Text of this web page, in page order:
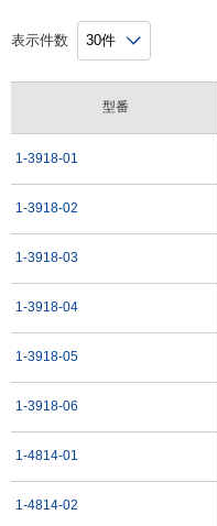
表示件数
型番
1-3918-01
1-3918-02
1-3918-03
1-3918-04
1-3918-05
1-3918-06
1-4814-01
1-4814-02